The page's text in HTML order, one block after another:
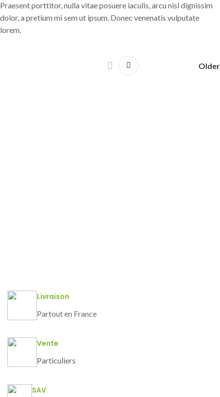
Praesent porttitor, nulla vitae posuere iaculis, arcu nisl dignissim
dolor, a pretium mi sem ut ipsum. Donec venenatis vulputate
lorem.
Older
Livraison
Partout en France
Vente
Particuliers
SAV